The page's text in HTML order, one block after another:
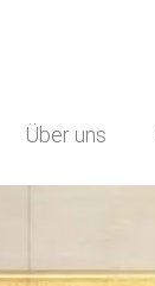
Über uns